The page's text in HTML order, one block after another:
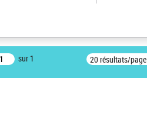
sur 1 20 résultats/page